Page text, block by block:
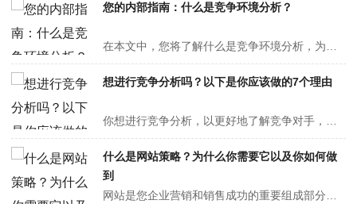
您的内部指南：什么是竞争环境分析？
想进行竞争分析吗？以下是你应该做的7个理由
什么是网站策略？为什么你需要它以及你如何做
到